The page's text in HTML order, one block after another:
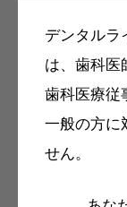
デンタルラ
は、歯科医
歯科医療従
一般の方に
せん。